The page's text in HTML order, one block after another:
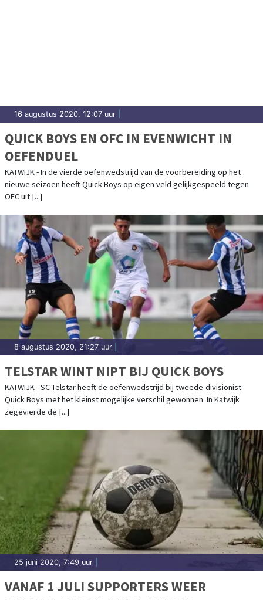
16 augustus 2020, 12:07 uur
QUICK BOYS EN OFC IN EVENWICHT IN
OEFENDUEL
KATWIJK - In de vierde oefenwedstrijd van de voorbereiding op het
nieuwe seizoen heeft Quick Boys op eigen veld gelijkgespeeld tegen
OFC uit [...]
8 augustus 2020, 21:27 uur
TELSTAR WINT NIPT BIJ QUICK BOYS
KATWIJK - SC Telstar heeft de oefenwedstrijd bij tweede-divisionist
Quick Boys met het kleinst mogelijke verschil gewonnen. In Katwijk
zegevierde de [...]
25 juni 2020, 7:49 uur
VANAF 1 JULI SUPPORTERS WEER